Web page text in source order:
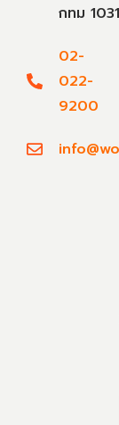
กทม
02-
022-
9200